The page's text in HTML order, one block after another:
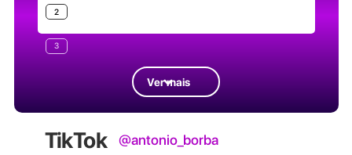
2
3
Ver mais
TikTok @antonio_borba